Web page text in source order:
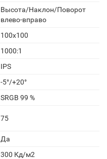
Высота/Наклон/Поворот
влево-вправо
100x100
1000:1
IPS
-5°/+20°
SRGB 99 %
75
Да
300 Кд/м2